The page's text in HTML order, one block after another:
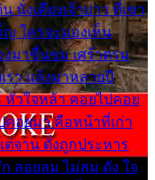
นั่งเคียงเจ้าบ่าว ที่เขา
ญ ใครจะมองเห็น
งมาขื่นขม เศร้าตรม
รา แล้งมาหลายปี
หัวใจหล้า คอยไปคอย
คอยมา คือหน้าที่เก่า
ต่จาน ดั่งถูกประหาร
ลอยลม ไม่สม ดัง ใจ